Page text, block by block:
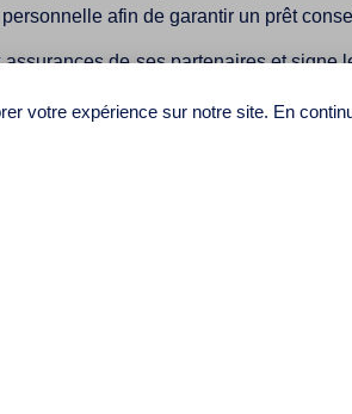
afin de garantir un prêt
de ses partenaires et
votre expérience sur notre site. En